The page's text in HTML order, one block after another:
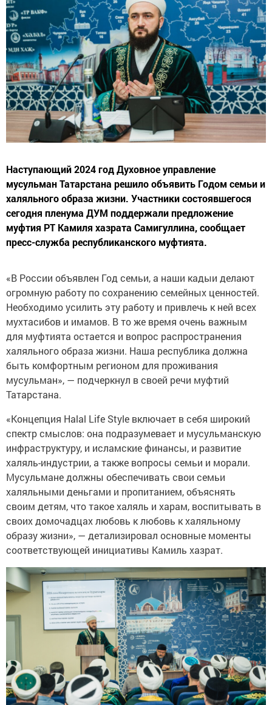
Наступающий 2024 год Духовное управление
мусульман Татарстана решило объявить Годом семьи и
халяльного образа жизни. Участники состоявшегося
сегодня пленума ДУМ поддержали предложение
муфтия РТ Камиля хазрата Самигуллина, сообщает
пресс-служба республиканского муфтията.
«В России объявлен Год семьи, а наши кадыи делают
огромную работу по сохранению семейных ценностей.
Необходимо усилить эту работу и привлечь к ней всех
мухтасибов и имамов. В то же время очень важным
для муфтията остается и вопрос распространения
халяльного образа жизни. Наша республика должна
быть комфортным регионом для проживания
мусульман», — подчеркнул в своей речи муфтий
Татарстана.
«Концепция Halal Life Style включает в себя широкий
спектр смыслов: она подразумевает и мусульманскую
инфраструктуру, и исламские финансы, и развитие
халяль-индустрии, а также вопросы семьи и морали.
Мусульмане должны обеспечивать свои семьи
халяльными деньгами и пропитанием, объяснять
своим детям, что такое халяль и харам, воспитывать в
своих домочадцах любовь к любовь к халяльному
образу жизни», — детализировал основные моменты
соответствующей инициативы Камиль хазрат.